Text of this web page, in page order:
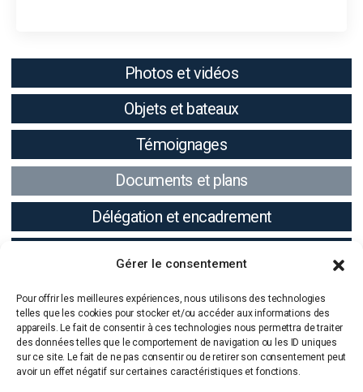
Gérer le consentement
Pour offrir les meilleures expériences, nous utilisons des technologies
telles que les cookies pour stocker et/ou accéder aux informations des
appareils. Le fait de consentir à ces technologies nous permettra de traiter
des données telles que le comportement de navigation ou les ID uniques
sur ce site. Le fait de ne pas consentir ou de retirer son consentement peut
avoir un effet négatif sur certaines caractéristiques et fonctions.
Photos et vidéos
Objets et bateaux
Témoignages
Documents et plans
Délégation et encadrement